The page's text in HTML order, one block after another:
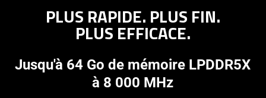
additional
PLUS RAPIDE. PLUS FIN.
PLUS EFFICACE.
Jusqu'à 64 Go de mémoire LPDDR5X
à 8 000 MHz